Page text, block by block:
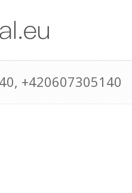
+420607305140